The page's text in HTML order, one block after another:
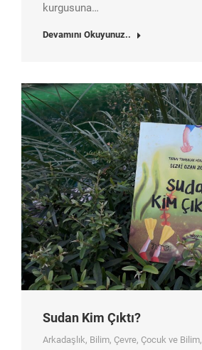
kurgusuna…
Devamını Okuyunuz..
Sudan Kim Çıktı?
Arkadaşlık, Bilim, Çevre, Çocuk ve Bilim,